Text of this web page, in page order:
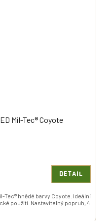
Mil-Tec® Coyote
DETAIL
Tec® hnědé barvy Coyote. Ideální
použití. Nastavitelný popruh, 4